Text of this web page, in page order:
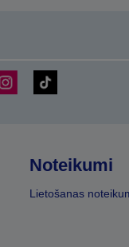
Noteikumi
Lietošanas